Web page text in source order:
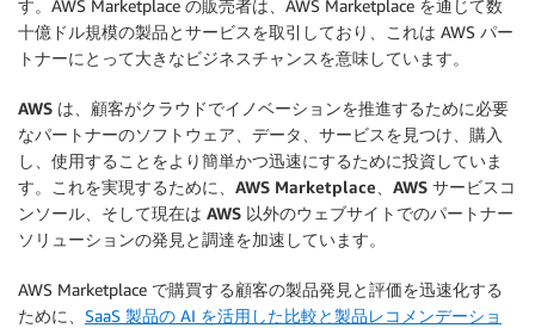
す。AWS Marketplace の販売者は、AWS Marketplace を通じて数
十億ドル規模の製品とサービスを取引しており、これは AWS パー
トナーにとって大きなビジネスチャンスを意味しています。
AWS は、顧客がクラウドでイノベーションを推進するために必要
なパートナーのソフトウェア、データ、サービスを見つけ、購入
し、使用することをより簡単かつ迅速にするために投資していま
す。これを実現するために、AWS Marketplace、AWS サービスコ
ンソール、そして現在は AWS 以外のウェブサイトでのパートナー
ソリューションの発見と調達を加速しています。
AWS Marketplace で購買する顧客の製品発見と評価を迅速化する
ために、 SaaS 製品の AI を活用した比較と製品レコメンデーショ